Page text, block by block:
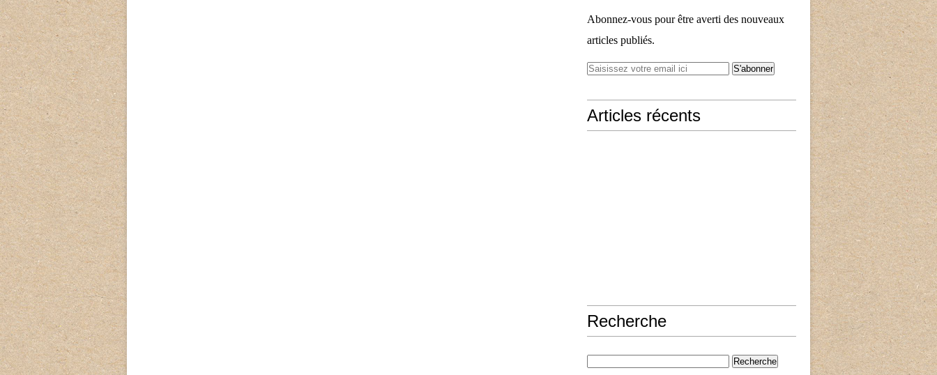
Abonnez-vous pour être averti des nouveaux
articles publiés.
Articles récents
Recherche